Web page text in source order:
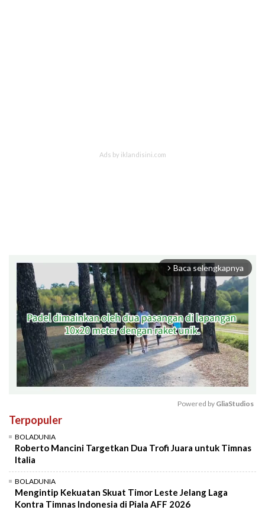
arrow_forward_ios Baca selengkapnya
Powered by GliaStudios
Terpopuler
BOLADUNIA
Roberto Mancini Targetkan Dua Trofi Juara untuk Timnas
Italia
BOLADUNIA
Mengintip Kekuatan Skuat Timor Leste Jelang Laga
Kontra Timnas Indonesia di Piala AFF 2026